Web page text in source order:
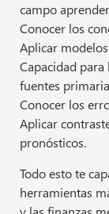
campo
Conocer los
Aplicar
Capacidad
fuentes
Conocer los
Aplicar
pronósticos.
Todo esto te
herramientas